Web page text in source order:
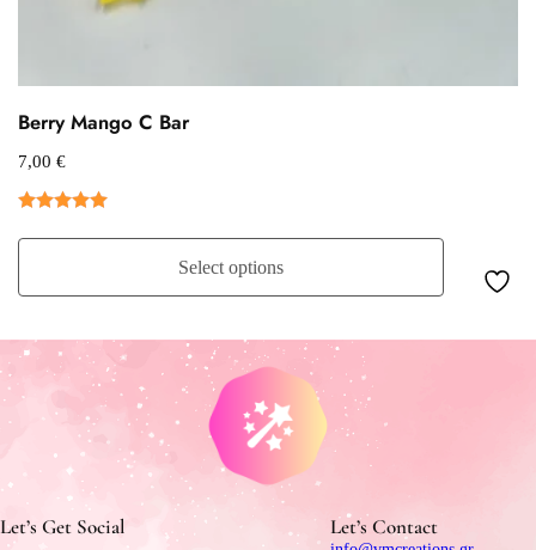
Berry Mango C Bar
7,00 €
Select options
Let’s Get Social Let’s Contact